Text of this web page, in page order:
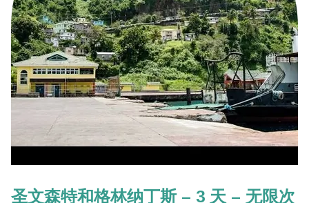
圣文森特和格林纳丁斯 – 3 天 – 无限次